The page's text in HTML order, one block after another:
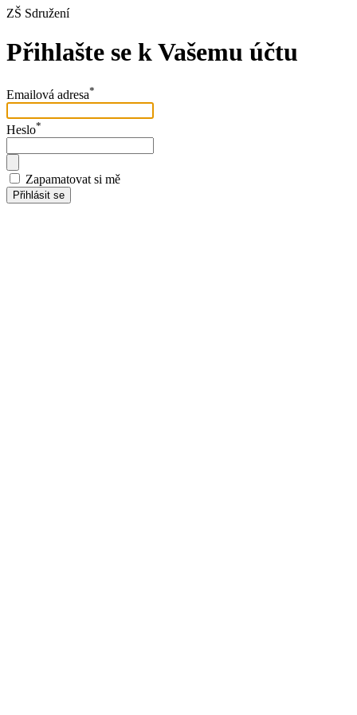
ZŠ Sdružení
Přihlašte se k Vašemu účtu
Emailová adresa*
Heslo*
Zapamatovat si mě
Přihlásit se